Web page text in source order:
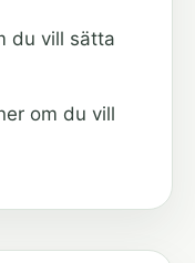
du vill sätta
om du vill